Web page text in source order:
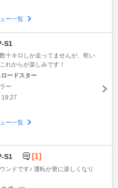
ー一覧
S1
十キロしか走ってませんが、乾い
れからが楽しみです！
ードスター
ー
19:27
ー一覧
S1 [1]
ンドです♪ 運転が更に楽しくなり